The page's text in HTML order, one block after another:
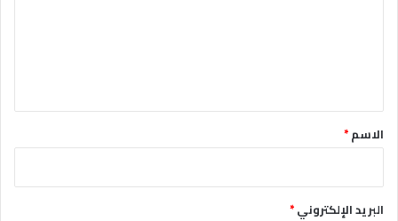
*الاسم*
البريد الإلكتروني*